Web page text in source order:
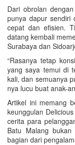
Dari obrolan
punya dapur sendiri
cepat dan efisien.
datang kembali
Surabaya dan
“Rasanya tetap
yang saya temui di
kali, dan semuanya
nya lucu buat anak-
Artikel ini memang
keunggulan
cerita para
Batu Malang
bagian dari